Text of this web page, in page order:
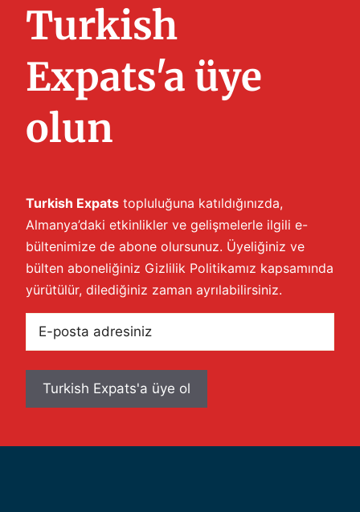
Turkish
Expats'a üye
olun
Turkish Expats topluluğuna katıldığınızda,
Almanya’daki etkinlikler ve gelişmelerle ilgili e-
bültenimize de abone olursunuz. Üyeliğiniz ve
bülten aboneliğiniz Gizlilik Politikamız kapsamında
yürütülür, dilediğiniz zaman ayrılabilirsiniz.
posta